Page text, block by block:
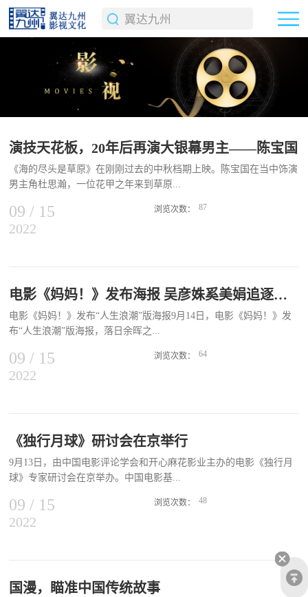
演技天花板，20年后再演大银幕男主——陈宝国
《海的尽头是草原》在刚刚过去的中秋档期上映。陈宝国在当中饰演
男主角杜思瀚，一位花甲之年来到草原...
寻亲的老人。相较他此前更为观众熟知的荧屏形象——霸气、威严、
救赎。而将这2小时的演出置于陈宝国几十年表演生涯的坐标中去
“教科书”……无数经典角色与拿奖拿到手软的辉煌背后，是青春偶像
风华正茂的“张狂”，颠覆形象大胆转型的魄力，10年电影路上的迷
茫，还有面对表演永远保持的敬畏。“表演的难不是难在戏里，而是
难在你的戏剧人生里。”《海的尽头是草原》让“一直有个电影梦”的
陈宝国时隔20多年后，终于又一次站到了银幕的中央。而从入行至
奇。“太多了。”陈宝国想了想，“还是等吧！等，等，等！”《草
原》，一场诗性的救赎之旅最初，陈宝国与导演尔冬升围绕《海的尽
头是草原》的交流相当简单。“他没跟我描述多少，他就说你看一下
管“...
09 / 15
2022
浏览次数： 87
电影《妈妈！》发布海报 吴彦姝奚美娟追逐嬉戏
电影《妈妈！》发布“人生浪潮”版海报9月14日，电影《妈妈！》发
布“人生浪潮”版海报，落日余晖之...
下，吴彦姝、奚美娟饰演的母女二人一同来到海边，与浪花追逐嬉
绊、对待生命坦然无畏的尊严态度，演绎得淋漓尽致，令无数观众为
开始填补自己心中的后续故事。生命尽头重回蹒跚学步时吴彦姝奚美
娟至深亲情抵御风浪电影《妈妈！》由杨荔钠导演，尹露监制，吴彦
姝、奚美娟领衔主演，文淇特别主演，朱时茂友情出演，讲述85岁妈
妈照顾65岁阿尔茨海默病女儿的亲情故事。阿尔茨海默病这一国内银
幕罕见题材，被主创巧妙嫁接于片中这对退休教授母女身上，不仅敏
富的内心世界和亲缘关系，塑造出绝无仅有的两个老年女性形象，而
两位领衔主演吴彦姝、奚美娟更是不负众望，精彩演绎被观众赞为
“华语影史留名的杰出表演”、“纵使无声也动人，细腻到了极致”，证
09 / 15
2022
浏览次数： 64
《独行月球》研讨会在京举行
9月13日，由中国电影评论学会和开心麻花影业主办的电影《独行月
球》专家研讨会在京举办。中国电影基...
金会理事长张丕民，中国电影基金会副理事长兼秘书长阎晓明，前人
伟，《当代电影》杂志社社长皇甫宜川，北京大学艺术学院副院长李
道新，《文艺报》艺术评论部主任高小立，《电影艺术》主编谭政，
中国航天科技国际交流中心研究员周武，中国电影科学技术研究所周
09 / 15
2022
浏览次数： 48
国漫，瞄准中国传统故事